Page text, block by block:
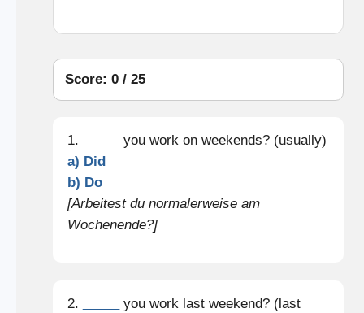
Score: 0 / 25
1.
you work on weekends? (usually)
a) Did
b) Do
[Arbeitest du normalerweise am
Wochenende?]
2.
you work last weekend? (last